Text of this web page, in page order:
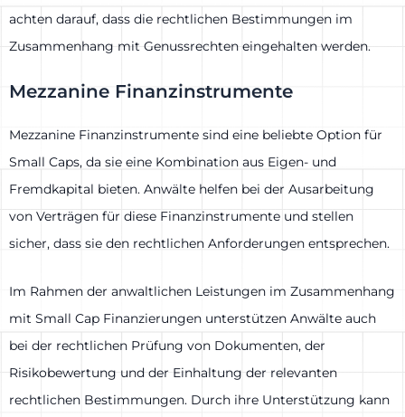
achten darauf, dass die rechtlichen Bestimmungen im
Zusammenhang mit Genussrechten eingehalten werden.
Mezzanine Finanzinstrumente
Mezzanine Finanzinstrumente sind eine beliebte Option für
Small Caps, da sie eine Kombination aus Eigen- und
Fremdkapital bieten. Anwälte helfen bei der Ausarbeitung
von Verträgen für diese Finanzinstrumente und stellen
sicher, dass sie den rechtlichen Anforderungen entsprechen.
Im Rahmen der anwaltlichen Leistungen im Zusammenhang
mit Small Cap Finanzierungen unterstützen Anwälte auch
bei der rechtlichen Prüfung von Dokumenten, der
Risikobewertung und der Einhaltung der relevanten
rechtlichen Bestimmungen. Durch ihre Unterstützung kann